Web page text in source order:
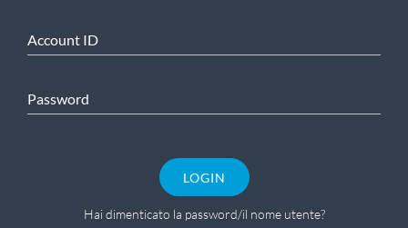
Account ID
Password
LOGIN
Hai dimenticato la password/il nome utente?